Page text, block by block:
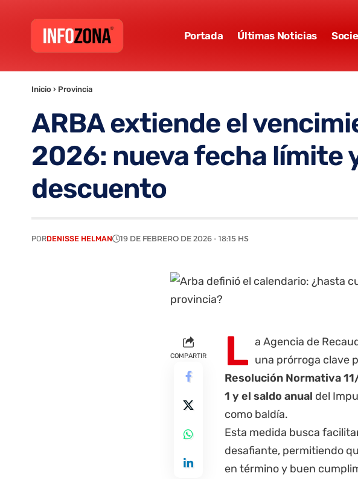
Portada Últimas Noticias
Inicio › Provincia
ARBA extiende el
2026: nueva fecha límite
descuento
PORDENISSE HELMAN 19 DE FEBRERO DE 2026 - 18:15 HS
COMPARTIR L a Agencia de
una prórroga clave
Resolución Normativa
1 y el saldo anual del
como baldía.
Esta medida busca
desafiante, permitiendo
en término y buen